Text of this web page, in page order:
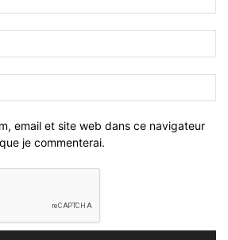
email et site web dans ce navigateur
je commenterai.